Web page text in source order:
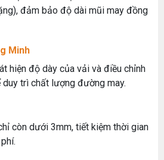
đảm bảo độ dài mũi may đồng
Minh
hiện độ dày của vải và điều chỉnh
duy trì chất lượng đường may.
còn dưới 3mm, tiết kiệm thời gian